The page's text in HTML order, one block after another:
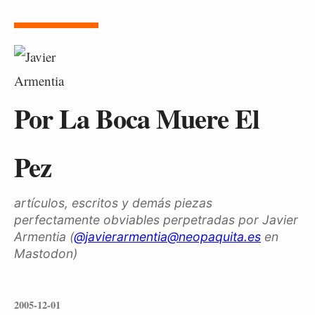
Por La Boca Muere El
Pez
artículos, escritos y demás piezas
perfectamente obviables perpetradas por Javier
Armentia (@javierarmentia@neopaquita.es en
Mastodon)
2005-12-01